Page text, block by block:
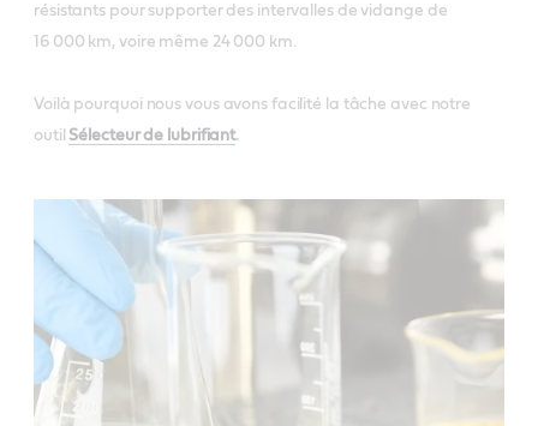
résistants pour supporter des intervalles de vidange de
16 000 km, voire même 24 000 km.
Voilà pourquoi nous vous avons facilité la tâche avec notre
outil Sélecteur de lubrifiant.